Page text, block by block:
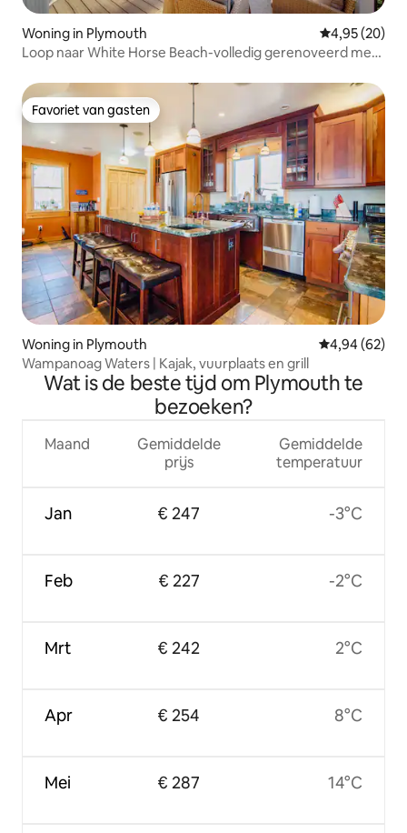
Woning in Plymouth Gemiddelde
4,95 (20)
Loop naar White Horse Beach-volledig gerenoveerd met
Favoriet van gasten
Favoriet van gasten
Woning in Plymouth Gemiddelde
4,94 (62)
Wampanoag Waters | Kajak, vuurplaats en grill
Wat is de beste tijd om Plymouth te
bezoeken?
Maand
Jan
Feb
Mrt
Apr
Mei
Gemiddelde
prijs
€ 247
€ 227
€ 242
€ 254
€ 287
Gemiddelde
temperatuur
-3°C
-2°C
2°C
8°C
14°C